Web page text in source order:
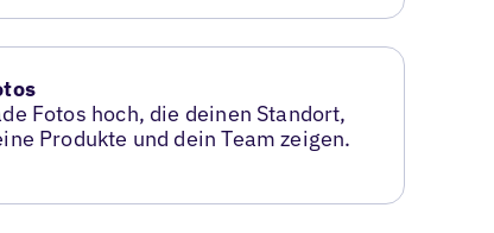
Fotos hoch, die deinen Standort,
Produkte und dein Team zeigen.